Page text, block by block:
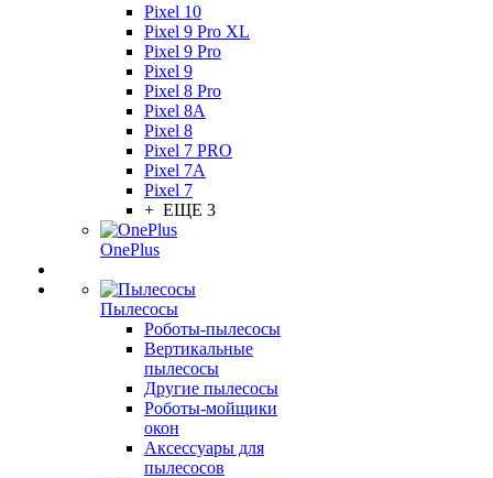
Pixel 10
Pixel 9 Pro XL
Pixel 9 Pro
Pixel 9
Pixel 8 Pro
Pixel 8A
Pixel 8
Pixel 7 PRO
Pixel 7A
Pixel 7
+ ЕЩЕ 3
OnePlus
Пылесосы
Роботы-пылесосы
Вертикальные
пылесосы
Другие пылесосы
Роботы-мойщики
окон
Аксессуары для
пылесосов